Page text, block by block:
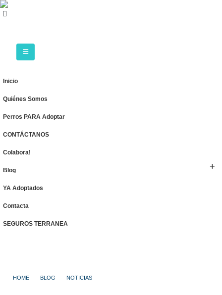
Inicio
Quiénes Somos
Perros PARA Adoptar
CONTÁCTANOS
Colabora!
Blog
YA Adoptados
Contacta
SEGUROS TERRANEA
HOME BLOG NOTICIAS